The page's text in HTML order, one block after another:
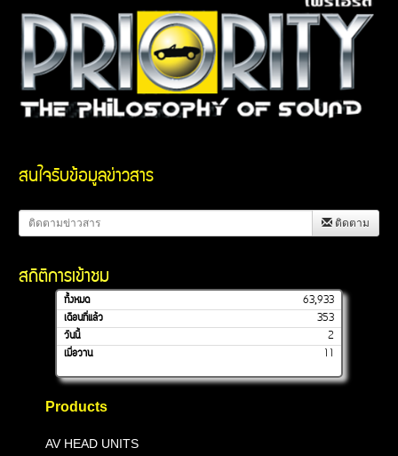
สนใจรับข้อมูลข่าวสาร
ติดตาม
สถิติการเข้าชม
ทั้งหมด
63,933
เดือนที่แล้ว
353
วันนี้
2
เมื่อวาน
11
Products
AV HEAD UNITS